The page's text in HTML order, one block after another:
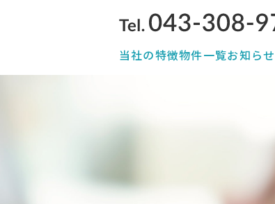
当社の特徴物件一覧お知らせ